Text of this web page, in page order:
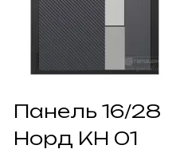
Панель 16/28
Норд КН 01